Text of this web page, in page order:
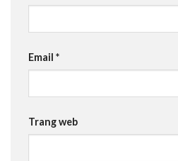
Email *
Trang web